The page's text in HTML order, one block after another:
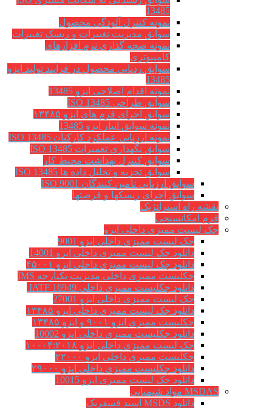
نمونه کنترل آلودگی محصول
سوابق مدیریت تغییرات و ریسک تغییرات
نمونه صحه گذاری نرم افزارهای
کامپیوتری
سوابق ردیابی محصول در فرآیند تولید ایزو
نمونه اقدام اصلاحی ایزو 13485
سوابق طراحی ISO 13485
سوابق اجرای فرم های ایزو ۱۳۴۸۵
نمونه سوابق انبار ایزو 13485
نمونه ارزیابی عملکرد کارکنان ISO 13485
سوابق نگهداري تعميرات ISO 13485
سوابق کنترل بهداشت محیط کار
سوابق تجزیه و تحلیل داده ها ISO 13485
سوابق ارزیابی تامین کنندگان ISO 9001
سوابق اجرای ریسکها و فرصتها
نقشه راه استراتژیک
فرم امکانسنجی
چک لیست ممیزی داخلی ایزو
چک لیست ممیزی داخلی ایزو 9001
دانلود چک لیست ممیزی داخلی ایزو 14001
دانلود چک لیست ممیزی داخلی ایزو ۴۵۰۰۱
چکلیست ممیزی داخلی مدیریت یکپارچه IMS
دانلود چکلیست ممیزی داخلی IATF 16949
چک لیست ممیزی داخلی ایزو 27001
دانلود چک لیست ممیزی داخلی ایزو ۱۳۴۸۵
چکلیست ممیزی ایزو ۹۰۰۱ و ایزو ۱۳۴۸۵
دانلود چکلیست ممیزی داخلی ایزو 10002
چک لیست ممیزی داخلی ایزو ۱۰۰۰۴:۲۰۱۸
چکلیست ممیزی داخلی ایزو ۲۲۰۰۰
دانلود چکلیست ممیزی داخلی ایزو ۲۹۰۰۰
دانلود چک لیست ممیزی ایزو 10015
MSDAS مواد شیمیایی